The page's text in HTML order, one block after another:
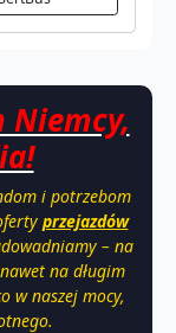
Niemcy,
i potrzebom
przejazdów
– na
na długim
w naszej mocy,